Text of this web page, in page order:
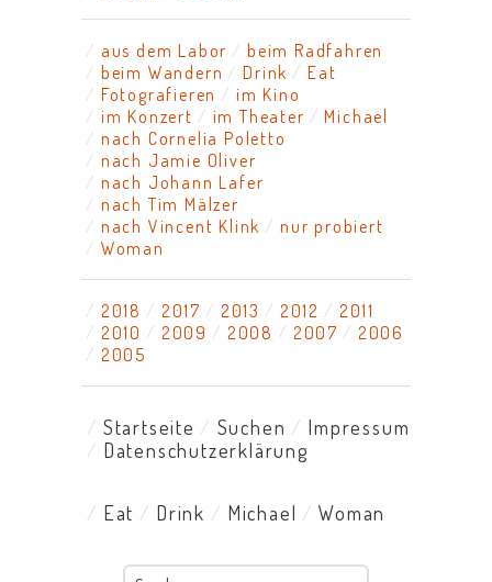
aus dem Labor
beim Radfahren
beim Wandern
Drink
Eat
Fotografieren
im Kino
im Konzert
im Theater
Michael
nach Cornelia Poletto
nach Jamie Oliver
nach Johann Lafer
nach Tim Mälzer
nach Vincent Klink
nur probiert
Woman
2018 2017 2013 2012
2011
2010
2009 2008 2007
2006
2005
Startseite Suchen
Impressum
Datenschutzerklärung
Eat Drink Michael Woman